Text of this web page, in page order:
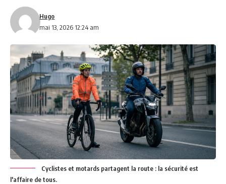
mai 13, 2026 12:24 am
Hugo
Cyclistes et motards partagent la route : la sécurité est
l'affaire de tous.